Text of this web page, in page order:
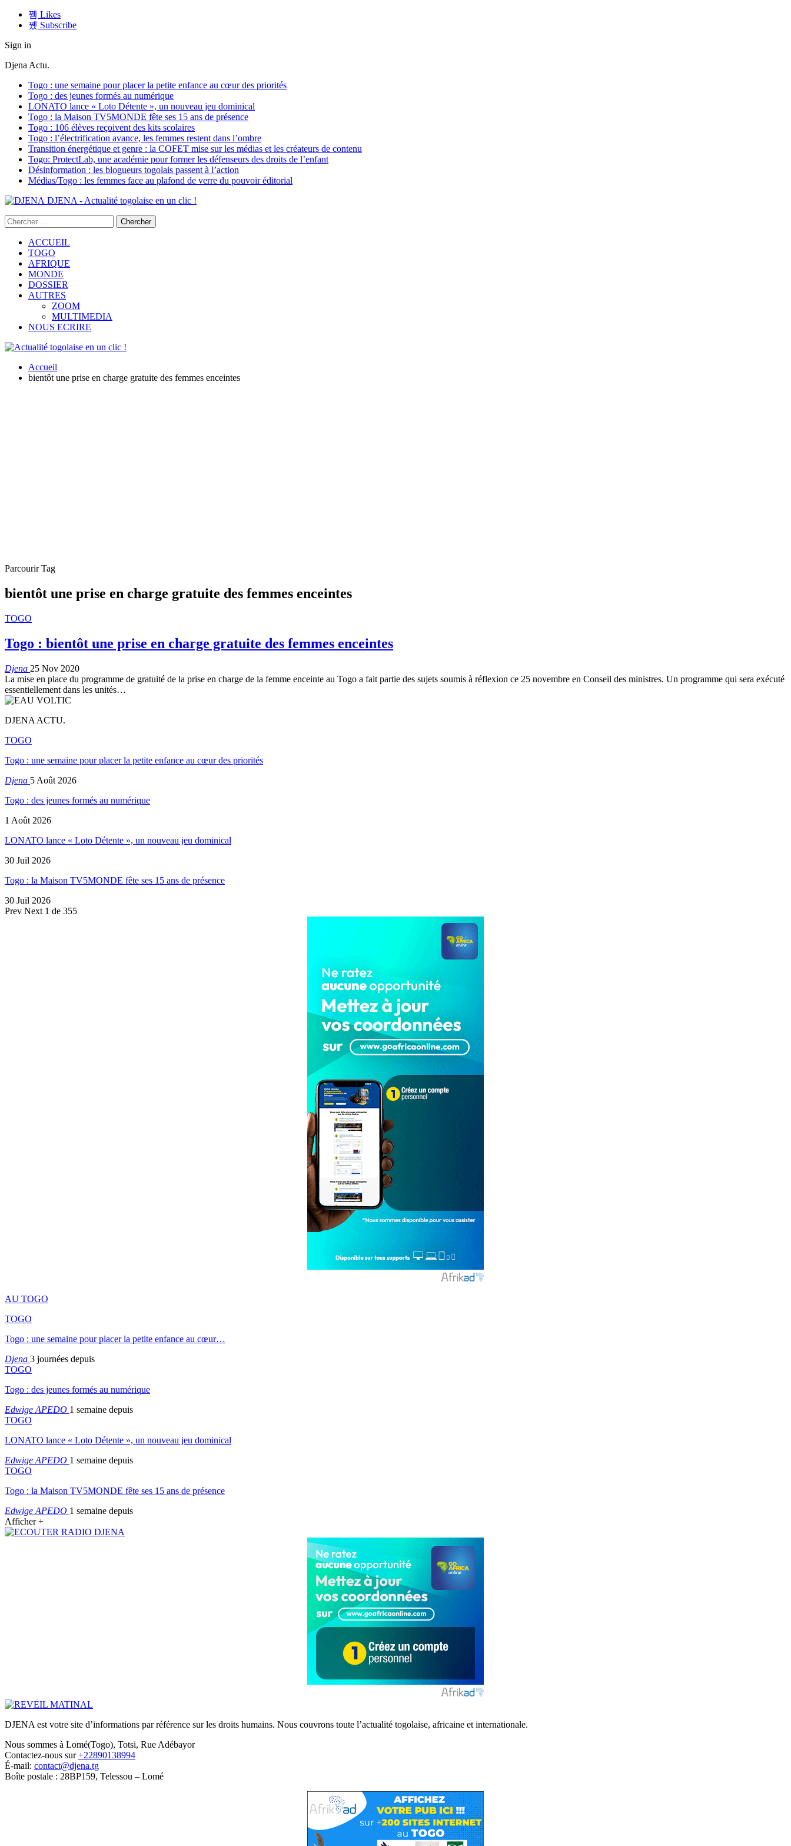
Likes
Subscribe
Sign in
Djena Actu.
Togo : une semaine pour placer la petite enfance au cœur des priorités
Togo : des jeunes formés au numérique
LONATO lance « Loto Détente », un nouveau jeu dominical
Togo : la Maison TV5MONDE fête ses 15 ans de présence
Togo : 106 élèves reçoivent des kits scolaires
Togo : l’électrification avance, les femmes restent dans l’ombre
Transition énergétique et genre : la COFET mise sur les médias et les créateurs de contenu
Togo: ProtectLab, une académie pour former les défenseurs des droits de l’enfant
Désinformation : les blogueurs togolais passent à l’action
Médias/Togo : les femmes face au plafond de verre du pouvoir éditorial
DJENA - Actualité togolaise en un clic !
ACCUEIL
TOGO
AFRIQUE
MONDE
DOSSIER
AUTRES
ZOOM
MULTIMEDIA
NOUS ECRIRE
Accueil
bientôt une prise en charge gratuite des femmes enceintes
Parcourir Tag
bientôt une prise en charge gratuite des femmes enceintes
TOGO
Togo : bientôt une prise en charge gratuite des femmes enceintes
Djena 25 Nov 2020
La mise en place du programme de gratuité de la prise en charge de la femme enceinte au Togo a fait partie des sujets soumis à réflexion ce 25 novembre en Conseil des ministres. Un programme qui sera exécuté
essentiellement dans les unités…
DJENA ACTU.
TOGO
Togo : une semaine pour placer la petite enfance au cœur des priorités
Djena 5 Août 2026
Togo : des jeunes formés au numérique
1 Août 2026
LONATO lance « Loto Détente », un nouveau jeu dominical
30 Juil 2026
Togo : la Maison TV5MONDE fête ses 15 ans de présence
30 Juil 2026
Prev Next 1 de 355
AU TOGO
TOGO
Togo : une semaine pour placer la petite enfance au cœur…
Djena 3 journées depuis
TOGO
Togo : des jeunes formés au numérique
Edwige APEDO 1 semaine depuis
TOGO
LONATO lance « Loto Détente », un nouveau jeu dominical
Edwige APEDO 1 semaine depuis
TOGO
Togo : la Maison TV5MONDE fête ses 15 ans de présence
Edwige APEDO 1 semaine depuis
Afficher +
DJENA est votre site d’informations par référence sur les droits humains. Nous couvrons toute l’actualité togolaise, africaine et internationale.
Nous sommes à Lomé(Togo), Totsi, Rue Adébayor
Contactez-nous sur+22890138994
É-mail: contact@djena.tg
Boîte postale : 28BP159, Telessou – Lomé